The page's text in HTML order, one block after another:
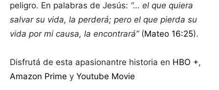
peligro. En palabras de Jesús: “… el que quiera
salvar su vida, la perderá; pero el que pierda su
vida por mi causa, la encontrará”(Mateo 16:25).
Disfrutá de esta apasionantre historia en HBO +,
Amazon Prime y Youtube Movie